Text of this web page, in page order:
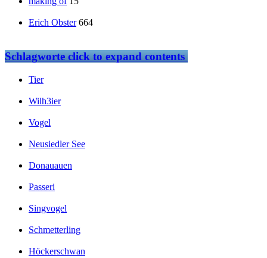
Erich Obster 664
Schlagworteclick to expand contents
Tier
Wilh3ier
Vogel
Neusiedler See
Donauauen
Passeri
Singvogel
Schmetterling
Höckerschwan